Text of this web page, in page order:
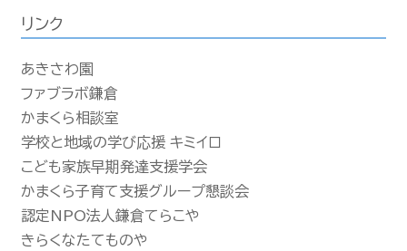
リンク
あきさわ園
ファブラボ鎌倉
かまくら相談室
学校と地域の学び応援 キミイロ
こども家族早期発達支援学会
かまくら子育て支援グループ懇談会
認定NPO法人鎌倉てらこや
きらくなたてものや